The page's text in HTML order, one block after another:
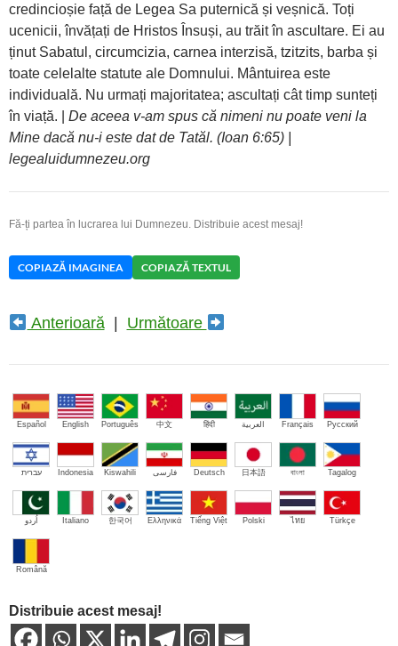
credincioșie față de Legea Sa puternică și veșnică. Toți
ucenicii, învățați de Hristos Însuși, au trăit în ascultare. Ei au
ținut Sabatul, circumcizia, carnea interzisă, tzitzits, barba și
toate celelalte statute ale Domnului. Mântuirea este
individuală. Nu urmați majoritatea; ascultați cât timp sunteți
în viață. | De aceea v-am spus că nimeni nu poate veni la
Mine dacă nu-i este dat de Tatăl. (Ioan 6:65) |
legealuidumnezeu.org
Fă-ți partea în lucrarea lui Dumnezeu. Distribuie acest mesaj!
COPIAZĂ IMAGINEA COPIAZĂ TEXTUL
Anterioară| Următoare
Español English Português 中文 हिंदी العربية Français Русский
עברית Indonesia Kiswahili فارسی Deutsch 日本語 বাংলা Tagalog
اُردو Italiano 한국어 Ελληνικά Tiếng Việt Polski ไทย Türkçe
Română
Distribuie acest mesaj!